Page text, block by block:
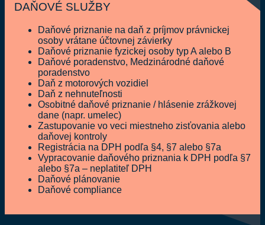
DAŇOVÉ SLUŽBY
Daňové priznanie na daň z príjmov právnickej
osoby vrátane účtovnej závierky
Daňové priznanie fyzickej osoby typ A alebo B
Daňové poradenstvo, Medzinárodné daňové
poradenstvo
Daň z motorových vozidiel
Daň z nehnuteľnosti
Osobitné daňové priznanie / hlásenie zrážkovej
dane (napr. umelec)
Zastupovanie vo veci miestneho zisťovania alebo
daňovej kontroly
Registrácia na DPH podľa §4, §7 alebo §7a
Vypracovanie daňového priznania k DPH podľa §7
alebo §7a – neplatiteľ DPH
Daňové plánovanie
Daňové compliance